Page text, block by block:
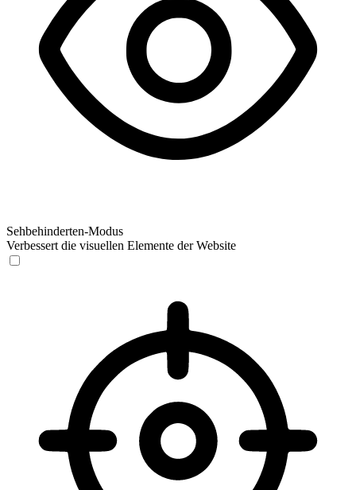
Sehbehinderten-Modus
Verbessert die visuellen Elemente der Website